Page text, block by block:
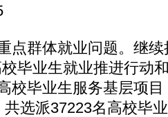
点群体就业问题。继续
毕业生就业推进行动
校毕业生服务基层项
选派37223名高校毕